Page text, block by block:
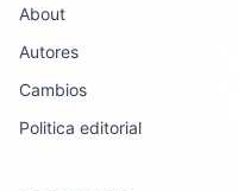
About
Autores
Cambios
Politica editorial